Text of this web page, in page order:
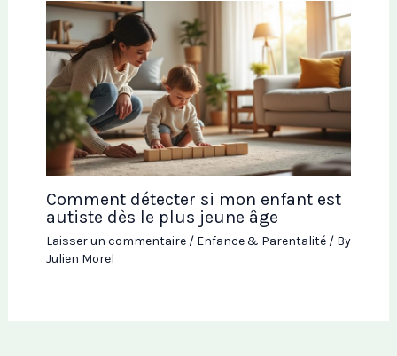
Comment détecter si mon enfant est
autiste dès le plus jeune âge
Laisser un commentaire / Enfance & Parentalité/ By
Julien Morel